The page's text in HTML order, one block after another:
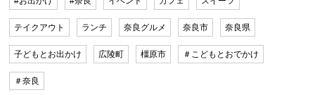
テイクアウト ランチ 奈良グルメ 奈良市 奈良県
子どもとお出かけ 広陵町 橿原市 ＃こどもとおでかけ
＃奈良